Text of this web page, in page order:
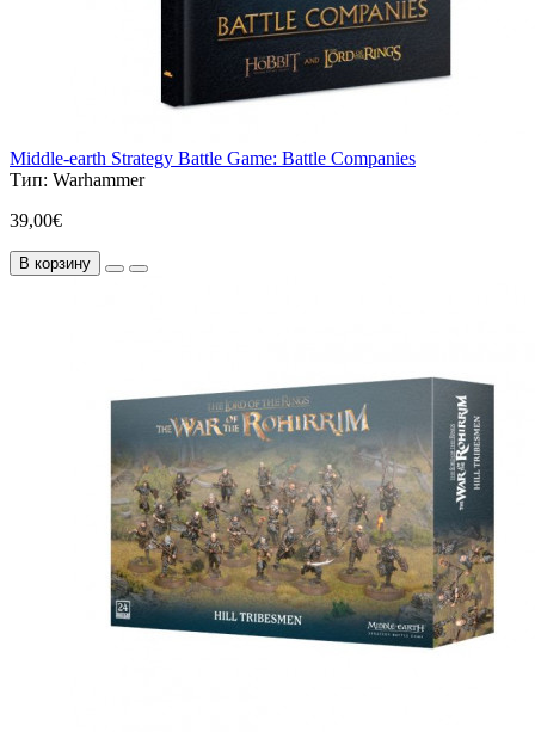
Middle-earth Strategy Battle Game: Battle Companies
Тип: Warhammer
39,00€
В корзину